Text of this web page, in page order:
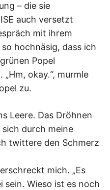
– die sie
auch versetzt
mit ihrem
hochnäsig, dass ich
Popel
okay.“, murmle
zu.
Leere. Das Dröhnen
durch meine
twittere den Schmerz
mich. „Es
Wieso ist es noch